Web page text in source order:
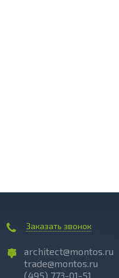
Заказать звонок
architect@montos.ru
trade@montos.ru
(495) 773-01-51